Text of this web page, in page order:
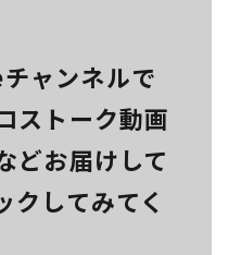
ャンネルで
ストーク動画
どお届けして
クしてみてく